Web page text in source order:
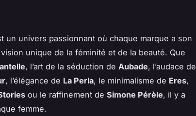
un univers passionnant où chaque marque a son
unique de la féminité et de la beauté. Que
, l’art de la séduction de Aubade, l’audace de
, l’élégance de La Perla, le minimalisme de Eres,
ou le raffinement de Simone Pérèle, il y a
femme.